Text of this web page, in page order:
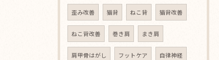
歪み改善 猫背 ねこ背 猫背改善
ねこ背改善 巻き肩 まき肩
肩甲骨はがし フットケア 自律神経